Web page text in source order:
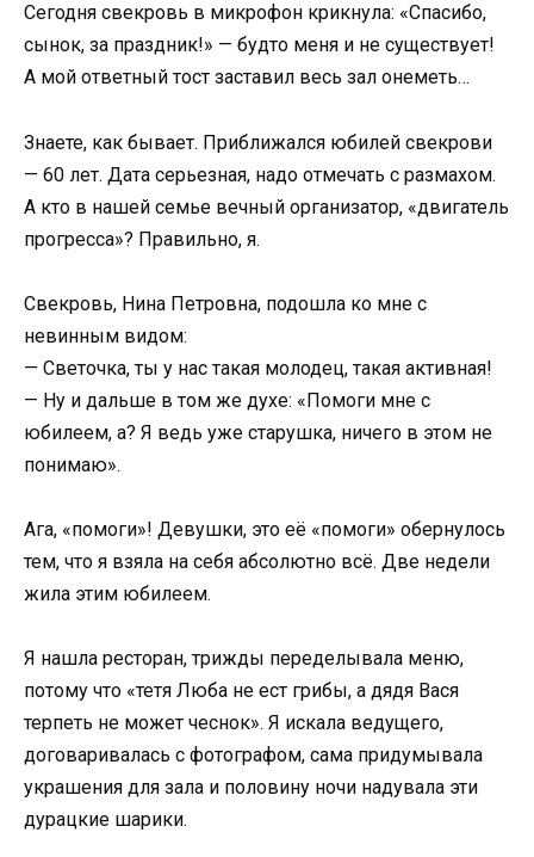
Сегодня свекровь в микрофон крикнула: «Спасибо,
сынок, за праздник!» — будто меня и не существует!
А мой ответный тост заставил весь зал онеметь…
Знаете, как бывает. Приближался юбилей свекрови
— 60 лет. Дата серьезная, надо отмечать с размахом.
А кто в нашей семье вечный организатор, «двигатель
прогресса»? Правильно, я.
Свекровь, Нина Петровна, подошла ко мне с
невинным видом:
— Светочка, ты у нас такая молодец, такая активная!
— Ну и дальше в том же духе: «Помоги мне с
юбилеем, а? Я ведь уже старушка, ничего в этом не
понимаю».
Ага, «помоги»! Девушки, это её «помоги» обернулось
тем, что я взяла на себя абсолютно всё. Две недели
жила этим юбилеем.
Я нашла ресторан, трижды переделывала меню,
потому что «тетя Люба не ест грибы, а дядя Вася
терпеть не может чеснок». Я искала ведущего,
договаривалась с фотографом, сама придумывала
украшения для зала и половину ночи надувала эти
дурацкие шарики.